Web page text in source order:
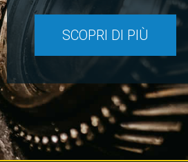
SCOPRI DI PIÙ